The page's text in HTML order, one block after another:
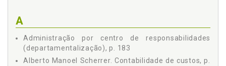
NBC TG 01 (R4), p. 33
1.3.6 Método de Equivalência Patrimonial, p. 35
1.3.7 Provisões, Ativos Contingentes e Passivos
Contingentes, p. 37
A
Administração por centro de responsabilidades
(departamentalização), p. 183
Alberto Manoel Scherrer. Contabilidade de custos, p.